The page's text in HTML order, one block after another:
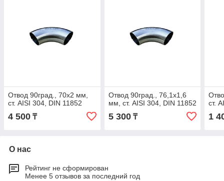
Отвод 90град., 70х2 мм,
ст. AISI 304, DIN 11852
4 500 ₸
Отвод 90град., 76,1х1,6
мм, ст. AISI 304, DIN 11852
5 300₸
ст.
1
О нас
Рейтинг не сформирован
Менее 5 отзывов за последний год